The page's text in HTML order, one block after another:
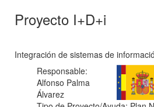
Proyecto I+D+i
Integración de sistemas de
Responsable:
Alfonso Palma
Álvarez